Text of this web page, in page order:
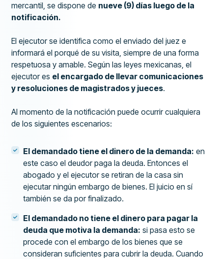
mercantil, se dispone de nueve (9) días luego de la
notificación.
El ejecutor se identifica como el enviado del juez e
informará el porqué de su visita, siempre de una forma
respetuosa y amable. Según las leyes mexicanas, el
ejecutor es el encargado de llevar comunicaciones
y resoluciones de magistrados y jueces.
Al momento de la notificación puede ocurrir cualquiera
de los siguientes escenarios:
El demandado tiene el dinero de la demanda: en
este caso el deudor paga la deuda. Entonces el
abogado y el ejecutor se retiran de la casa sin
ejecutar ningún embargo de bienes. El juicio en sí
también se da por finalizado.
El demandado no tiene el dinero para pagar la
deuda que motiva la demanda: si pasa esto se
procede con el embargo de los bienes que se
consideran suficientes para cubrir la deuda. Cuando